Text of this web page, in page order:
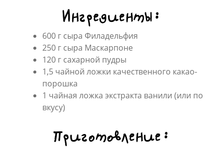
Ингредиенты:
600 г сыра Филадельфия
250 г сыра Маскарпоне
120 г сахарной пудры
1,5 чайной ложки качественного какао-
порошка
1 чайная ложка экстракта ванили (или по
вкусу)
Приготовление: